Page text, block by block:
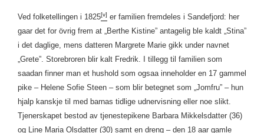
Ved folketellingen i 1825[v] er familien fremdeles i Sandefjord: her
gaar det for övrig frem at „Berthe Kistine” antagelig ble kaldt „Stina”
i det daglige, mens datteren Margrete Marie gikk under navnet
„Grete”. Storebroren blir kalt Fredrik. I tillegg til familien som
saadan finner man et hushold som ogsaa inneholder en 17 gammel
pike – Helene Sofie Steen – som blir betegnet som „Jomfru” – hun
hjalp kanskje til med barnas tidlige udnervisning eller noe slikt.
Tjenerskapet bestod av tjenestepikene Barbara Mikkelsdatter (36)
og Line Maria Olsdatter (30) samt en dreng – den 18 aar gamle